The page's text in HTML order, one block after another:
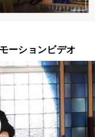
ーションビデオ